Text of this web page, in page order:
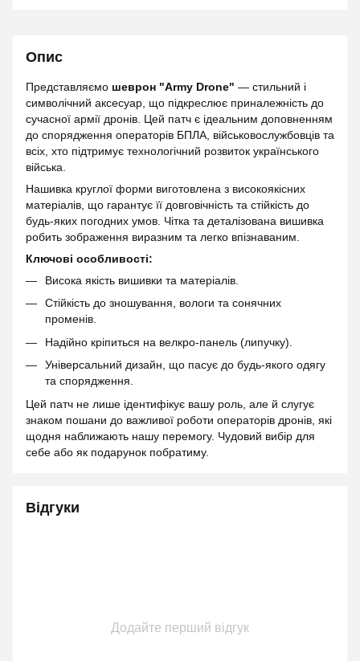
Опис
Представляємо шеврон "Army Drone" — стильний і
символічний аксесуар, що підкреслює приналежність до
сучасної армії дронів. Цей патч є ідеальним доповненням
до спорядження операторів БПЛА, військовослужбовців та
всіх, хто підтримує технологічний розвиток українського
війська.
Нашивка круглої форми виготовлена з високоякісних
матеріалів, що гарантує її довговічність та стійкість до
будь-яких погодних умов. Чітка та деталізована вишивка
робить зображення виразним та легко впізнаваним.
Ключові особливості:
Висока якість вишивки та матеріалів.
Стійкість до зношування, вологи та сонячних
променів.
Надійно кріпиться на велкро-панель (липучку).
Універсальний дизайн, що пасує до будь-якого одягу
та спорядження.
Цей патч не лише ідентифікує вашу роль, але й слугує
знаком пошани до важливої роботи операторів дронів, які
щодня наближають нашу перемогу. Чудовий вибір для
себе або як подарунок побратиму.
Відгуки
Додайте перший відгук